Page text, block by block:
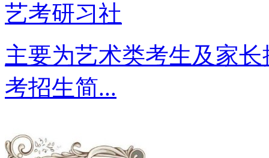
艺考研习社
主要为艺术类考生及家
考招生简...